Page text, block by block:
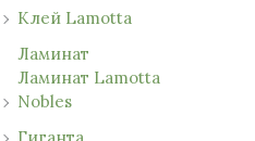
Клей Lamotta
Ламинат
Ламинат Lamotta
Nobles